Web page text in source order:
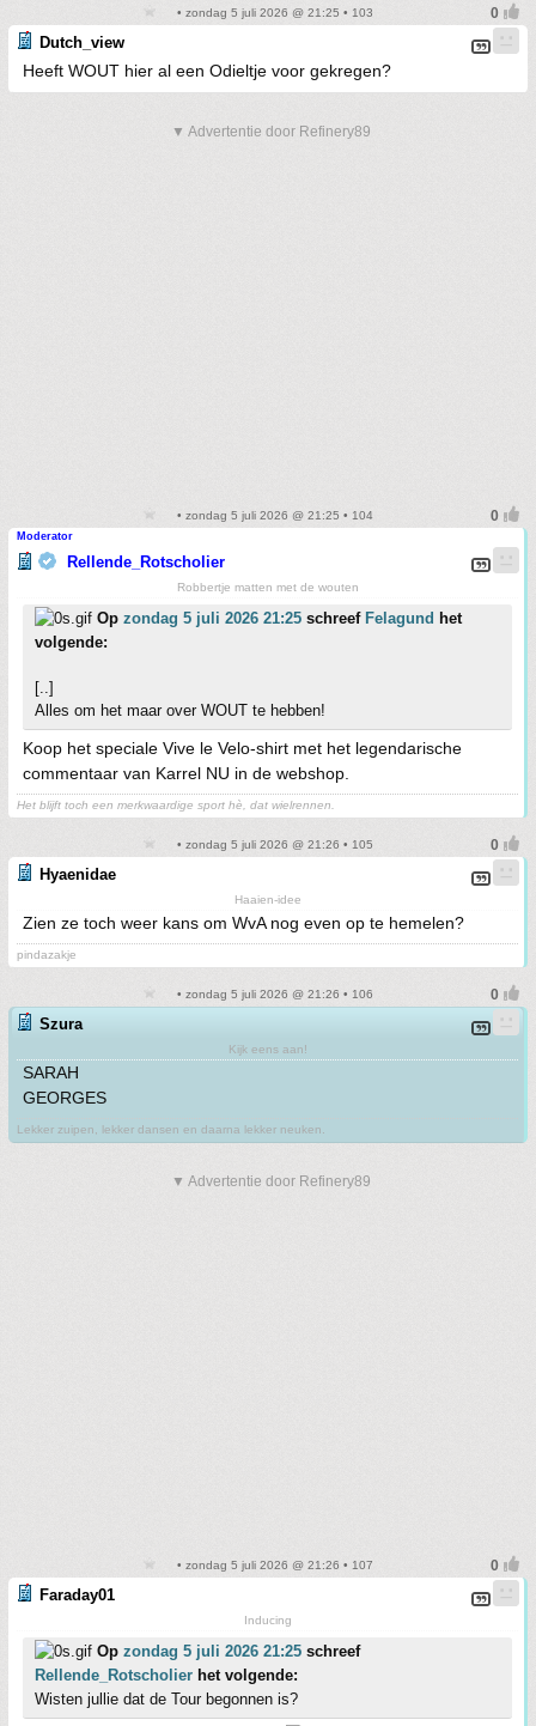
• zondag 5 juli 2026 @ 21:25 • 103
Dutch_view
Heeft WOUT hier al een Odieltje voor gekregen?
▼ Advertentie door Refinery89
• zondag 5 juli 2026 @ 21:25 • 104
Moderator
Rellende_Rotscholier
Robbertje matten met de wouten
Op zondag 5 juli 2026 21:25 schreef Felagund het
volgende:
[..]
Alles om het maar over WOUT te hebben!
Koop het speciale Vive le Velo-shirt met het legendarische
commentaar van Karrel NU in de webshop.
Het blijft toch een merkwaardige sport hè, dat wielrennen.
• zondag 5 juli 2026 @ 21:26 • 105
Hyaenidae
Haaien-idee
Zien ze toch weer kans om WvA nog even op te hemelen?
pindazakje
• zondag 5 juli 2026 @ 21:26 • 106
Szura
Kijk eens aan!
SARAH
GEORGES
Lekker zuipen, lekker dansen en daarna lekker neuken.
▼ Advertentie door Refinery89
• zondag 5 juli 2026 @ 21:26 • 107
Faraday01
Inducing
Op zondag 5 juli 2026 21:25 schreef
Rellende_Rotscholier het volgende:
Wisten jullie dat de Tour begonnen is?